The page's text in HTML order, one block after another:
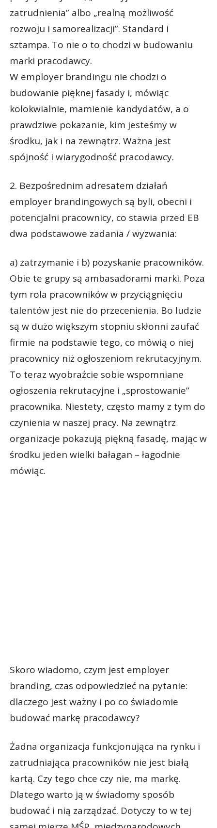
zatrudnienia” albo „realną możliwość
rozwoju i samorealizacji”. Standard i
sztampa. To nie o to chodzi w budowaniu
marki pracodawcy.
W employer brandingu nie chodzi o
budowanie pięknej fasady i, mówiąc
kolokwialnie, mamienie kandydatów, a o
prawdziwe pokazanie, kim jesteśmy w
środku, jak i na zewnątrz. Ważna jest
spójność i wiarygodność pracodawcy.
2. Bezpośrednim adresatem działań
employer brandingowych są byli, obecni i
potencjalni pracownicy, co stawia przed EB
dwa podstawowe zadania / wyzwania:
a) zatrzymanie i b) pozyskanie pracowników.
Obie te grupy są ambasadorami marki. Poza
tym rola pracowników w przyciągnięciu
talentów jest nie do przecenienia. Bo ludzie
są w dużo większym stopniu skłonni zaufać
firmie na podstawie tego, co mówią o niej
pracownicy niż ogłoszeniom rekrutacyjnym.
To teraz wyobraźcie sobie wspomniane
ogłoszenia rekrutacyjne i „sprostowanie”
pracownika. Niestety, często mamy z tym do
czynienia w naszej pracy. Na zewnątrz
organizacje pokazują piękną fasadę, mając w
środku jeden wielki bałagan – łagodnie
mówiąc.
Skoro wiadomo, czym jest employer
branding, czas odpowiedzieć na pytanie:
dlaczego jest ważny i po co świadomie
budować markę pracodawcy?
Żadna organizacja funkcjonująca na rynku i
zatrudniająca pracowników nie jest białą
kartą. Czy tego chce czy nie, ma markę.
Dlatego warto ją w świadomy sposób
budować i nią zarządzać. Dotyczy to w tej